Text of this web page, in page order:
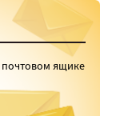
ящике